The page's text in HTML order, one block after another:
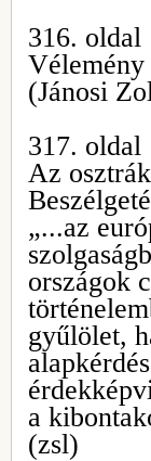
316. oldal
(Jánosi
317. oldal
Az
„...az
országok
gyűlölet,
a
(zsl)